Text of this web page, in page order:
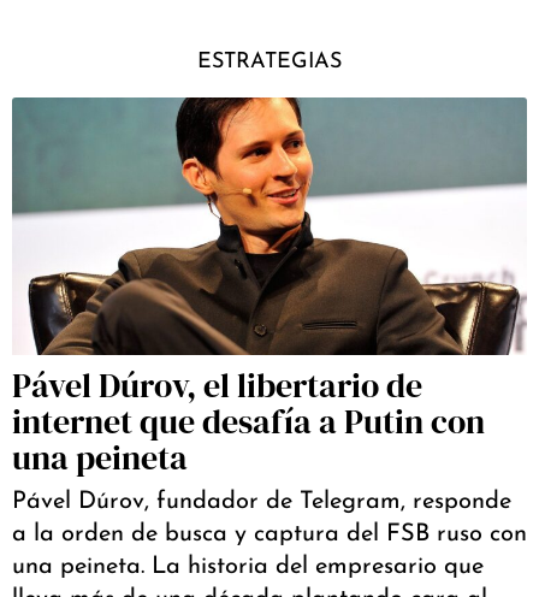
ESTRATEGIAS
Pável Dúrov, el libertario de
internet que desafía a Putin con
una peineta
Pável Dúrov, fundador de Telegram, responde
a la orden de busca y captura del FSB ruso con
una peineta. La historia del empresario que